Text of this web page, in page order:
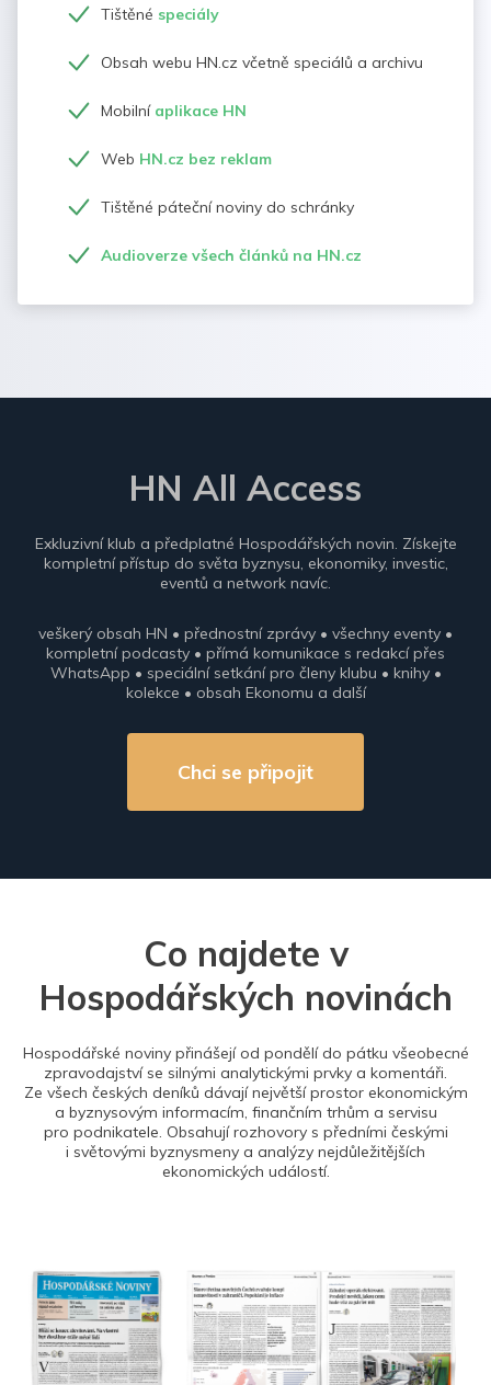
Tištěné speciály
Obsah webu HN.cz včetně speciálů a archivu
Mobilní aplikace HN
Web HN.cz bez reklam
Tištěné páteční noviny do schránky
Audioverze všech článků na HN.cz
HN All Access
Exkluzivní klub a předplatné Hospodářských novin. Získejte
kompletní přístup do světa byznysu, ekonomiky, investic,
eventů a network navíc.
veškerý obsah HN • přednostní zprávy • všechny eventy •
kompletní podcasty • přímá komunikace s redakcí přes
WhatsApp • speciální setkání pro členy klubu • knihy •
kolekce • obsah Ekonomu a další
Chci se připojit
Co najdete v
Hospodářských novinách
Hospodářské noviny přinášejí od pondělí do pátku všeobecné
zpravodajství se silnými analytickými prvky a komentáři.
Ze všech českých deníků dávají největší prostor ekonomickým
a byznysovým informacím, finančním trhům a servisu
pro podnikatele. Obsahují rozhovory s předními českými
i světovými byznysmeny a analýzy nejdůležitějších
ekonomických událostí.